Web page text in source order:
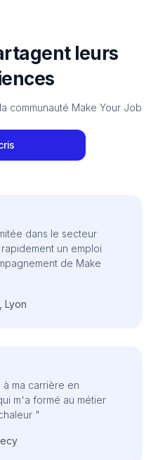
leurs
communauté Make Your Job
dans le secteur
un emploi
de Make
Lyon
ma carrière en
m'a formé au métier
"